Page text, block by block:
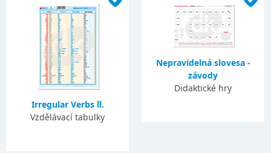
Irregular Verbs ll.
Vzdělávací tabulky
Nepravidelná slovesa -
závody
Didaktické hry